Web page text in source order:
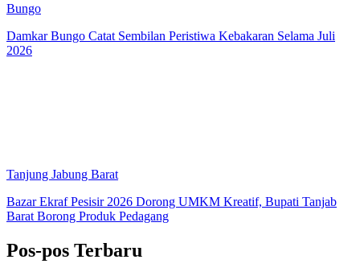
Bungo
Damkar Bungo Catat Sembilan Peristiwa Kebakaran Selama Juli
2026
Tanjung Jabung Barat
Bazar Ekraf Pesisir 2026 Dorong UMKM Kreatif, Bupati Tanjab
Barat Borong Produk Pedagang
Pos-pos Terbaru